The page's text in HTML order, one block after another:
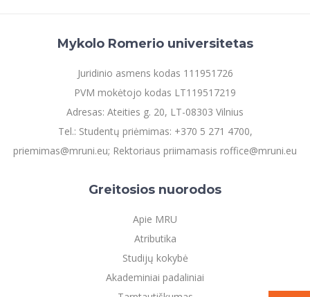
Mykolo Romerio universitetas
Juridinio asmens kodas 111951726
PVM mokėtojo kodas LT119517219
Adresas: Ateities g. 20, LT-08303 Vilnius
Tel.: Studentų priėmimas: +370 5 271 4700,
priemimas@mruni.eu; Rektoriaus priimamasis roffice@mruni.eu
Greitosios nuorodos
Apie MRU
Atributika
Studijų kokybė
Akademiniai padaliniai